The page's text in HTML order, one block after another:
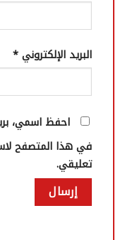
البريد الإلكتروني*
احفظ اسمي،
في هذا المتصفح
تعليقي.